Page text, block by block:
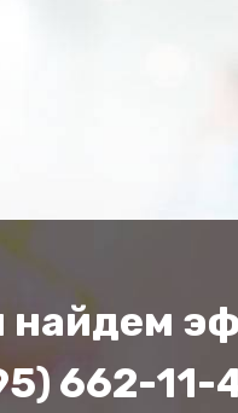
найдем
662-11-